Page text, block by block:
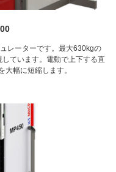
レーターです。最大630kgの
ています。電動で上下する直
幅に短縮します。